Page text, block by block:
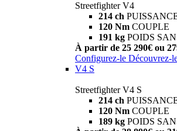
Streetfighter V4
214 ch
120 Nm COUPLE
191 kg POIDS
À partir de 25 290€ ou
Configurez-le Découvrez-
V4 S
Streetfighter V4 S
214 ch
120 Nm COUPLE
189 kg POIDS